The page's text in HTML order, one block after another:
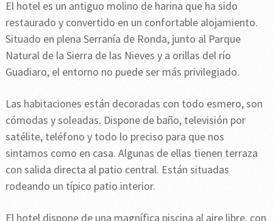
El hotel es un antiguo molino de harina que ha sido
restaurado y convertido en un confortable alojamiento.
Situado en plena Serranía de Ronda, junto al Parque
Natural de la Sierra de las Nieves y a orillas del río
Guadiaro, el entorno no puede ser más privilegiado.
Las habitaciones están decoradas con todo esmero, son
cómodas y soleadas. Dispone de baño, televisión por
satélite, teléfono y todo lo preciso para que nos
sintamos como en casa. Algunas de ellas tienen terraza
con salida directa al patio central. Están situadas
rodeando un típico patio interior.
El hotel dispone de una magnífica piscina al aire libre, con